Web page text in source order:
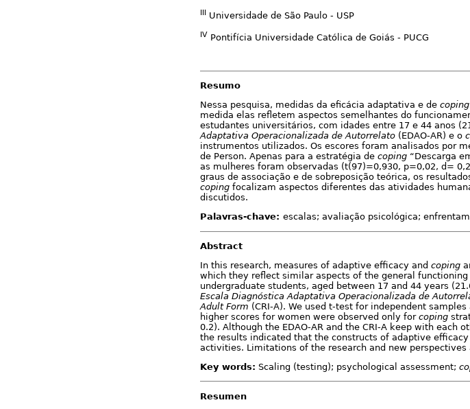
III Universidade de São Paulo - USP
IV Pontifícia Universidade Católica de Goiás - PUCG
Resumo
Nessa pesquisa, medidas da eficácia adaptativa e de coping
medida elas refletem aspectos semelhantes do
estudantes universitários, com idades entre 17 e 44 anos
Adaptativa Operacionalizada de Autorrelato (EDAO-AR) e o
instrumentos utilizados. Os escores foram analisados por
de Person. Apenas para a estratégia de coping “Descarga
as mulheres foram observadas (t(97)=0,930, p=0,02, d=
graus de associação e de sobreposição teórica, os
coping focalizam aspectos diferentes das atividades
discutidos.
Palavras-chave: escalas; avaliação psicológica;
Abstract
In this research, measures of adaptive efficacy and coping
which they reflect similar aspects of the general
undergraduate students, aged between 17 and 44 years
Escala Diagnóstica Adaptativa Operacionalizada de
Adult Form (CRI-A). We used t-test for independent
higher scores for women were observed only for coping
0.2). Although the EDAO-AR and the CRI-A keep with each
the results indicated that the constructs of adaptive efficacy
activities. Limitations of the research and new perspectives
Key words: Scaling (testing); psychological assessment;
Resumen